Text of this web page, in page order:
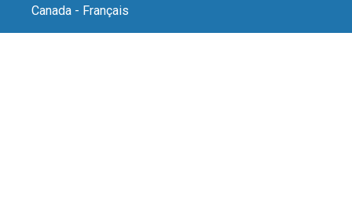
Canada - Français